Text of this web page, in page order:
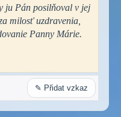
ju Pán posilňoval v jej
milosť uzdravenia,
Panny Márie.
✎ Přidat vzkaz